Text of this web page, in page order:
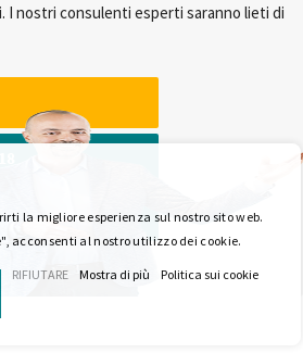
I nostri consulenti esperti saranno lieti di
la migliore esperienza sul nostro sito web.
acconsenti al nostro utilizzo dei cookie.
RIFIUTARE Mostra di più Politica sui cookie